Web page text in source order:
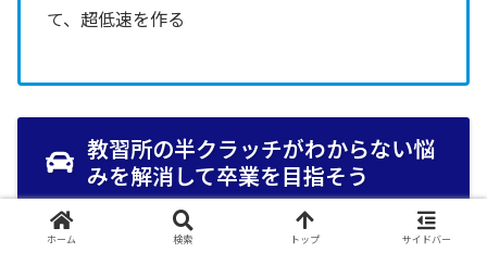
て、超低速を作る
教習所の半クラッチがわからない悩
みを解消して卒業を目指そう
ホーム 検索 トップ サイドバー